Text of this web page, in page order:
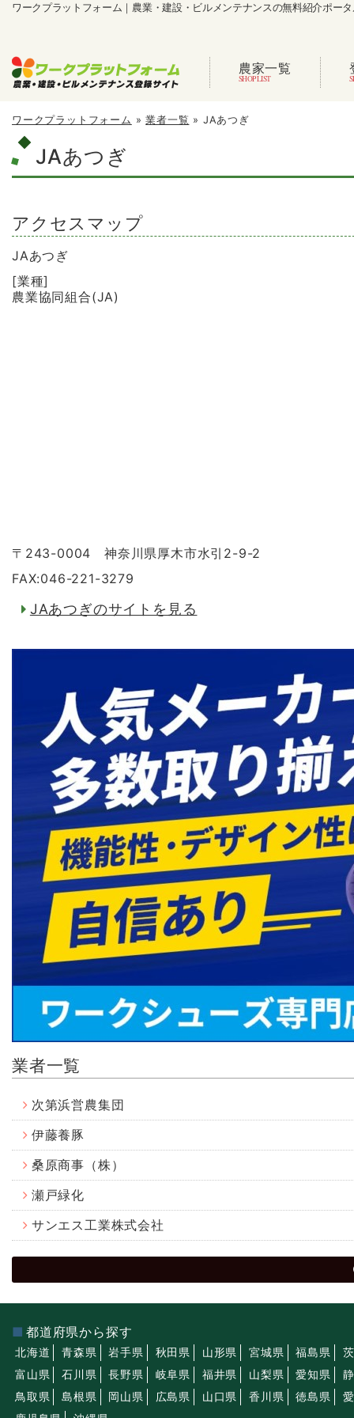
ワークプラットフォーム｜農業・建設・ビルメンテナンスの無料紹介ポー
農家一覧
ワークプラットフォーム »業者一覧 » JAあつぎ
JAあつぎ
アクセスマップ
JAあつぎ
[業種]
農業協同組合(JA)
〒243-0004 神奈川県厚木市水引2-9-2
FAX:046-221-3279
JAあつぎのサイトを見る
業者一覧
次第浜営農集団
伊藤養豚
桑原商事（株）
瀬戸緑化
サンエス工業株式会社
都道府県から探す
北海道 青森県 岩手県 秋田県 山形県 宮城県 福島県
富山県
石川県 長野県 岐阜県 福井県 山梨県 愛知県
鳥取県
島根県 岡山県 広島県 山口県 香川県 徳島県